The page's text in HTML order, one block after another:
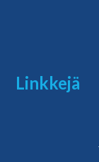
Linkkejä